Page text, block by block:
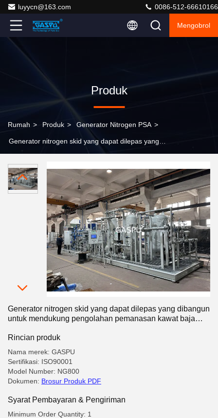
luyycn@163.com 0086-512-66610166
Mengobrol
Produk
Rumah > Produk > Generator Nitrogen PSA >
Generator nitrogen skid yang dapat dilepas yang
kawat baja dengan produksi nitrogen dan desain yang
mudah dilepas
Generator nitrogen skid yang dapat dilepas yang dibangun
untuk mendukung pengolahan pemanasan kawat baja
Rincian produk
Nama merek: GASPU
Sertifikasi: ISO90001
Model Number: NG800
Dokumen: Brosur Produk PDF
Syarat Pembayaran & Pengiriman
Minimum Order Quantity: 1